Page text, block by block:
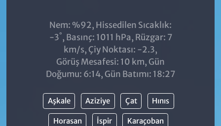
Nem: %92, Hissedilen Sıcaklık:
-3°, Basınç: 1011 hPa, Rüzgar: 7
km/s, Çiy Noktası: -2.3,
Görüş Mesafesi: 10 km, Gün
Doğumu: 6:14, Gün Batımı: 18:27
Aşkale Aziziye Çat Hınıs
Horasan İspir Karaçoban